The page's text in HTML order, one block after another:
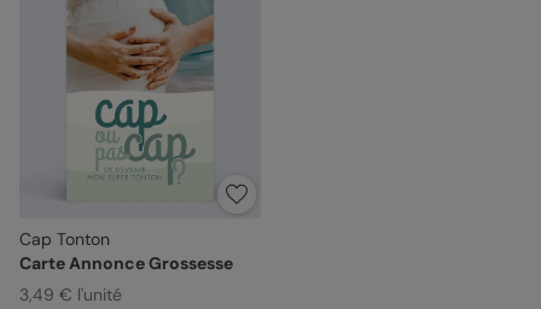
Cap Tonton
Carte Annonce Grossesse
3,49 € l'unité